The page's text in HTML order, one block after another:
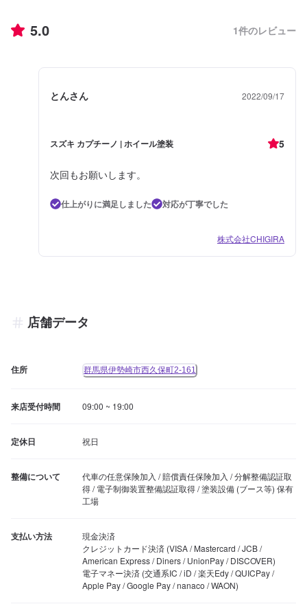
5.0 1件のレビュー
とんさん 2022/09/17
スズキ カプチーノ | ホイール塗装 5
次回もお願いします。
仕上がりに満足しました 対応が丁寧でした
株式会社CHIGIRA
店舗データ
住所 群馬県伊勢崎市西久保町2-161
来店受付時間 09:00 ~ 19:00
定休日 祝日
整備について
代車の任意保険加入 / 賠償責任保険加入 / 分解整備認証取
得 / 電子制御装置整備認証取得 / 塗装設備 (ブース等) 保有
工場
支払い方法
現金決済
クレジットカード決済 (VISA / Mastercard / JCB /
American Express / Diners / UnionPay / DISCOVER)
電子マネー決済 (交通系IC / iD / 楽天Edy / QUICPay /
Apple Pay / Google Pay / nanaco / WAON)